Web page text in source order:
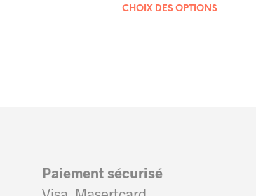
CHOIX DES OPTIONSCe
Paiement sécurisé